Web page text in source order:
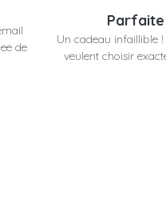
de
Un cadeau infaillible
veulent choisir